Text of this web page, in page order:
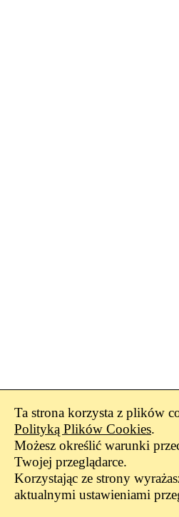
Ta strona korzysta z plików
Polityką Plików Cookies.
Możesz określić warunki
Twojej przeglądarce.
Korzystając ze strony
aktualnymi ustawieniami